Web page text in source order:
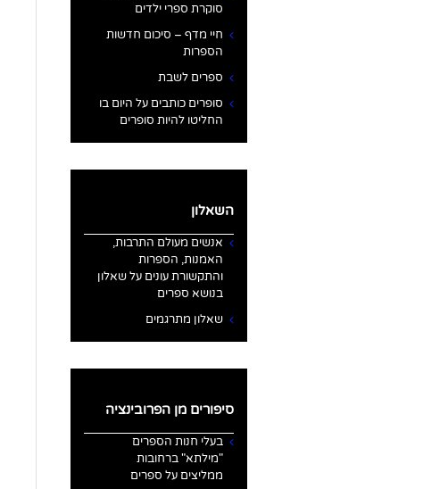
סוקרת ספרי ילדים
חיי מדף – סיכום חדשות
הספרות
ספרים לשבת
סופרים כותבים על היום בו
החליטו להיות סופרים
השאלון
אנשים מעולם התרבות,
האמנות, הספרות
והתקשורת עונים על שאלון
בנושא ספרים
שאלון מתרגמים
סיפורים מן הפרובינציה
בעלי חנות הספרים
"מילתא" ברחובות
ממליצים על ספרים